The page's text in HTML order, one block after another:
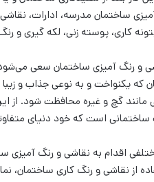
ساختمان مدرسه، ادارات،
کاری، پوسته زنی، لکه گیری و
و رنگ آمیزی ساختمان سعی
که یکنواخت و به نوعی جذاب و زیبا
مانند گچ و غیره محافظت شود. از
است که خود دنیای
اقدام به نقاشی و رنگ آمیزی
از نقاشی و رنگ کاری ساختمان،